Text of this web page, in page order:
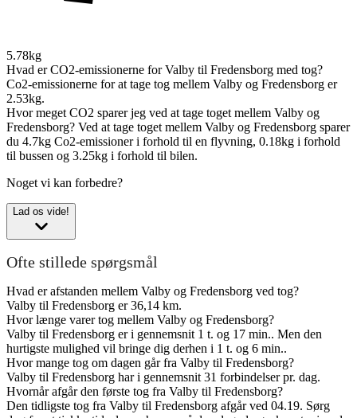
5.78kg
Hvad er CO2-emissionerne for Valby til Fredensborg med tog?
Co2-emissionerne for at tage tog mellem Valby og Fredensborg er
2.53kg.
Hvor meget CO2 sparer jeg ved at tage toget mellem Valby og
Fredensborg? Ved at tage toget mellem Valby og Fredensborg sparer
du 4.7kg Co2-emissioner i forhold til en flyvning, 0.18kg i forhold
til bussen og 3.25kg i forhold til bilen.
Noget vi kan forbedre?
Lad os vide!
Ofte stillede spørgsmål
Hvad er afstanden mellem Valby og Fredensborg ved tog?
Valby til Fredensborg er 36,14 km.
Hvor længe varer tog mellem Valby og Fredensborg?
Valby til Fredensborg er i gennemsnit 1 t. og 17 min.. Men den
hurtigste mulighed vil bringe dig derhen i 1 t. og 6 min..
Hvor mange tog om dagen går fra Valby til Fredensborg?
Valby til Fredensborg har i gennemsnit 31 forbindelser pr. dag.
Hvornår afgår den første tog fra Valby til Fredensborg?
Den tidligste tog fra Valby til Fredensborg afgår ved 04.19. Sørg